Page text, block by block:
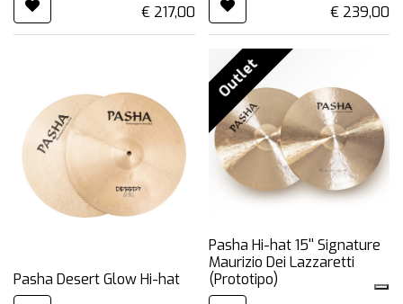
€ 217,00 € 239,00
Pasha Desert Glow Hi-hat
Outlet
Pasha Hi-hat 15'' Signature
Maurizio Dei Lazzaretti
(Prototipo)